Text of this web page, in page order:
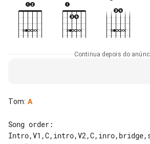
Continua depois do
Tom: A
Song order: